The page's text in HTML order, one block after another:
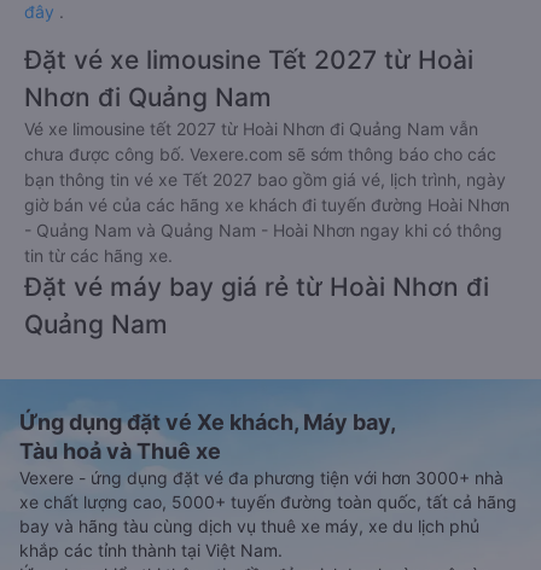
đây .
Đặt vé xe limousine Tết 2027 từ Hoài
Nhơn đi Quảng Nam
Vé xe limousine tết 2027 từ Hoài Nhơn đi Quảng Nam vẫn
chưa được công bố. Vexere.com sẽ sớm thông báo cho các
bạn thông tin vé xe Tết 2027 bao gồm giá vé, lịch trình, ngày
giờ bán vé của các hãng xe khách đi tuyến đường Hoài Nhơn
- Quảng Nam và Quảng Nam - Hoài Nhơn ngay khi có thông
tin từ các hãng xe.
Đặt vé máy bay giá rẻ từ Hoài Nhơn đi
Quảng Nam
Ứng dụng đặt vé Xe khách, Máy bay,
Tàu hoả và Thuê xe
Vexere - ứng dụng đặt vé đa phương tiện với hơn 3000+ nhà
xe chất lượng cao, 5000+ tuyến đường toàn quốc, tất cả hãng
bay và hãng tàu cùng dịch vụ thuê xe máy, xe du lịch phủ
khắp các tỉnh thành tại Việt Nam.